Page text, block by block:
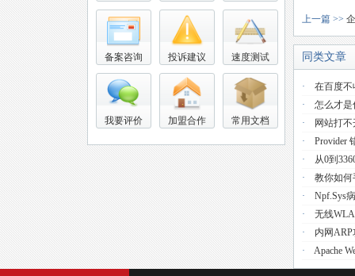
备案咨询 投诉建议 速度测试
我要评价 加盟合作 常用文档
上一篇 >>
同类文章
· 在百度不
· 怎么才是
·
网站打
· Provider
· 从0到
· 教你如何
· Npf.sys
· 无线
· 内网
· Apache